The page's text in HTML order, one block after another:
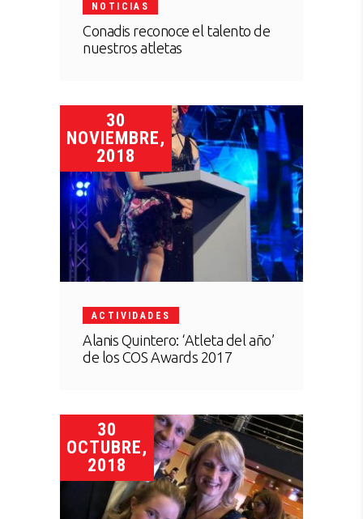
NOTICIAS
Conadis reconoce el talento de
nuestros atletas
30
NOVIEMBRE,
2018
ACTIVIDADES
Alanis Quintero: ‘Atleta del año’
de los COS Awards 2017
30
OCTUBRE,
2018